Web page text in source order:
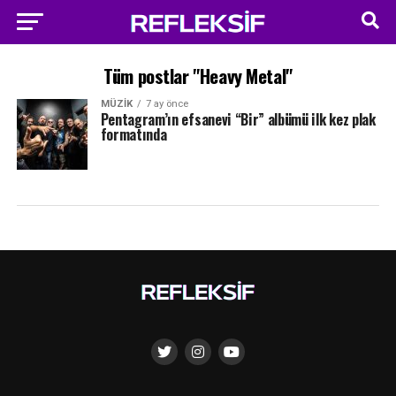
Tüm postlar "Heavy Metal"
MÜZIK 7 ay önce
Pentagram’ın efsanevi “Bir” albümü ilk kez plak
formatında